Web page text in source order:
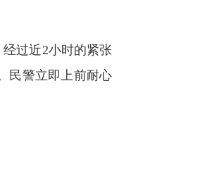
过近2小时的紧张
民警立即上前耐心